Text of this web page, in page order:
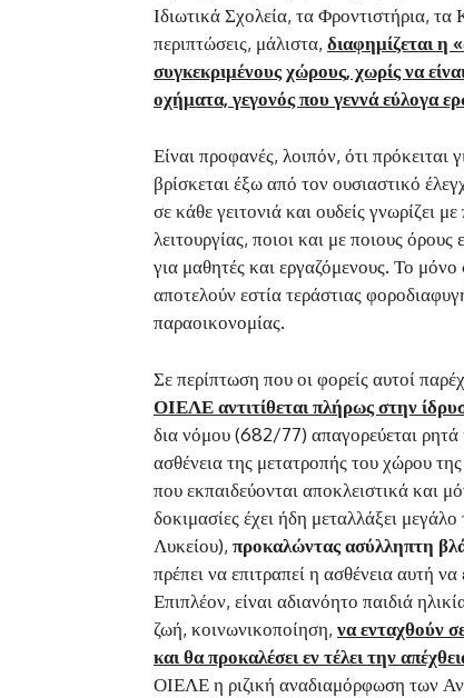
Ιδιωτικά Σχολεία, τα Φροντιστήρια,
περιπτώσεις, μάλιστα, διαφημίζεται
συγκεκριμένους χώρους, χωρίς να
οχήματα, γεγονός που γεννά εύλογα
Είναι προφανές, λοιπόν, ότι
βρίσκεται έξω από τον ουσιαστικό
σε κάθε γειτονιά και ουδείς γνωρίζει
λειτουργίας, ποιοι και με ποιους
για μαθητές και εργαζόμενους. Το μόνο
αποτελούν εστία τεράστιας
παραοικονομίας.
Σε περίπτωση που οι φορείς αυτοί
ΟΙΕΛΕ αντιτίθεται πλήρως στην
δια νόμου (682/77) απαγορεύεται ρητά
ασθένεια της μετατροπής του χώρου
που εκπαιδεύονται αποκλειστικά και
δοκιμασίες έχει ήδη μεταλλάξει
Λυκείου), προκαλώντας ασύλληπτη
πρέπει να επιτραπεί η ασθένεια αυτή
Επιπλέον, είναι αδιανόητο παιδιά
ζωή, κοινωνικοποίηση, να ενταχθούν
και θα προκαλέσει εν τέλει την
ΟΙΕΛΕ η ριζική αναδιαμόρφωση των